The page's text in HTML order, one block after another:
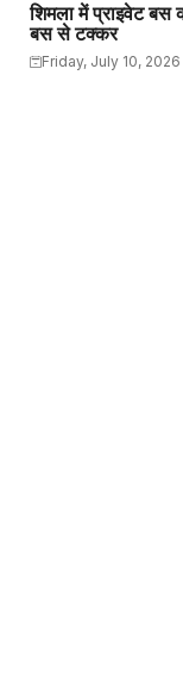
शिमला में प्राइवेट
बस से टक्कर
Friday, July 10, 2026